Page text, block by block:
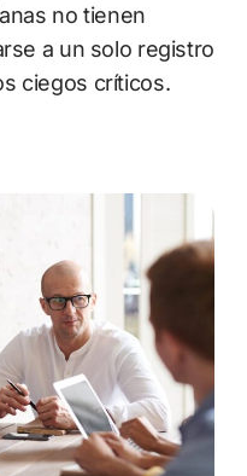
no tienen
a un solo registro
ciegos críticos.